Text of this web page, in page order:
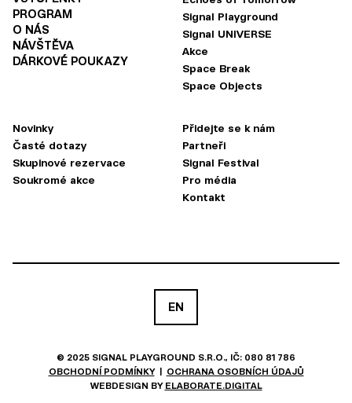
PROGRAM
O NÁS
NÁVŠTĚVA
DÁRKOVÉ POUKAZY
Signal Playground
Signal UNIVERSE
Akce
Space Break
Space Objects
Novinky
Časté dotazy
Skupinové rezervace
Soukromé akce
Přidejte se k nám
Partneři
Signal Festival
Pro média
Kontakt
© 2025 SIGNAL PLAYGROUND S.R.O., IČ: 080 81 786
OBCHODNÍ PODMÍNKY| OCHRANA OSOBNÍCH ÚDAJŮ
WEBDESIGN BY ELABORATE.DIGITAL
EN